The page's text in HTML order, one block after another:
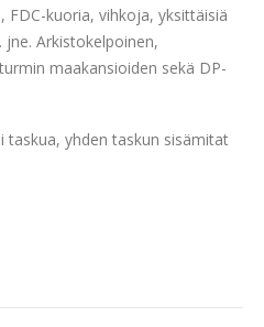
kuoria, vihkoja, yksittäisiä
Arkistokelpoinen,
maakansioiden sekä DP-
taskua, yhden taskun sisämitat